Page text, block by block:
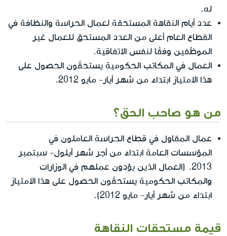
له.
عدد أيام النقاهة المستحقة لعمال الحراسة والنظافة في
القطاع العام أعلى من العدد المستحق للعمال غير
الموظّفين وفقًا لنفس الاتفاقية.
العمال في المكاتب الحكومية يستحقّون الحصول على
هذا الامتياز ابتداءً من شهر أيار- مايو 2012.
من هو صاحب الحق؟
عمال المقاول في قطاع الحراسة العاملون في
المؤسسات العامة ابتداءً من أجر شهر أيلول- سبتمبر
2013. (العمال الذين يؤدون عملهم في الوزارات
والمكاتب الحكومية يستحقّون الحصول على هذا الامتياز
ابتداءً من شهر أيار- مايو 2012).
قيمة مستحقات النقاهة